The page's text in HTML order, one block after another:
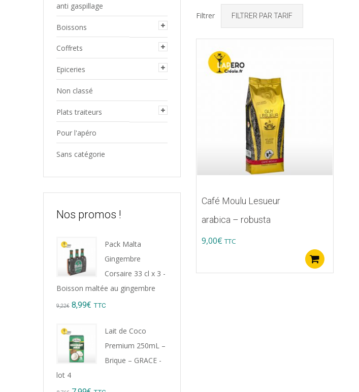
Filtrer FILTRER PAR TARIF
Café Moulu Lesueur
arabica – robusta
9,00€ TTC
anti gaspillage
Boissons
Coffrets
Epiceries
Non classé
Plats traiteurs
Pour l'apéro
Sans catégorie
Nos promos !
Pack Malta
Gingembre
Corsaire 33 cl x 3 -
Boisson maltée au gingembre
9,22€ Original
was:
9,22€.
8,99€ Current
TTC
Lait de Coco
Premium 250mL –
Brique – GRACE -
lot 4